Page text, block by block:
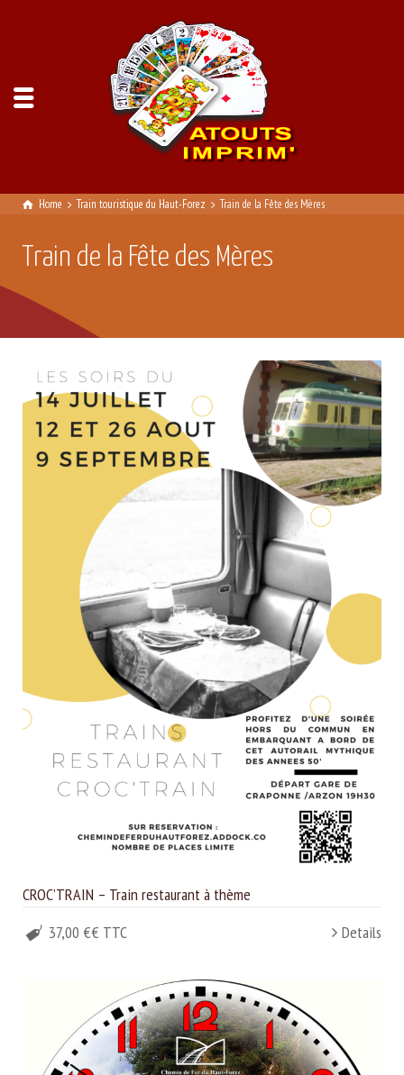
Home Train touristique du Haut-Forez Train de la Fête des Mères
Train de la Fête des Mères
CROC’TRAIN – Train restaurant à thème
37,00 €€ TTC
Details